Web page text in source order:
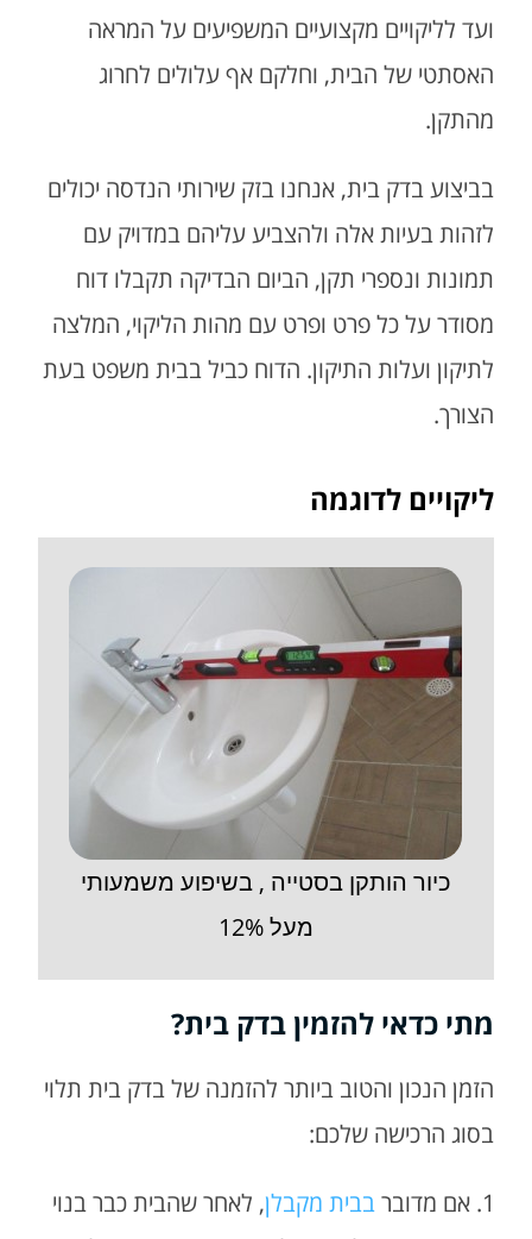
ועד לליקויים מקצועיים המשפיעים על המראה
האסתטי של הבית, וחלקם אף עלולים לחרוג
מהתקן.
בביצוע בדק בית, אנחנו בזק שירותי הנדסה יכולים
לזהות בעיות אלה ולהצביע עליהם במדויק עם
תמונות ונספרי תקן, הביום הבדיקה תקבלו דוח
מסודר על כל פרט ופרט עם מהות הליקוי, המלצה
לתיקון ועלות התיקון. הדוח כביל בבית משפט בעת
הצורך.
ליקויים לדוגמה
כיור הותקן
גליות בתחתית קיר מתחת חלון
מתי כדאי להזמין בדק בית?
הזמן הנכון והטוב ביותר להזמנה של בדק בית תלוי
בסוג הרכישה שלכם:
אם מדוברבבית מקבלן, לאחר שהבית כבר בנוי